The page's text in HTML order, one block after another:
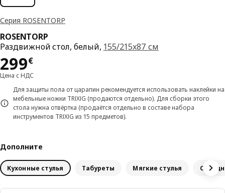
Серия ROSENTORP
ROSENTORP
Раздвижной стол, белый, 155/215x87 см
299€
Цена 299€
Цена с НДС
Для защиты пола от царапин рекомендуется использовать наклейки на
мебельные ножки TRIXIG (продаются отдельно). Для сборки этого
стола нужна отвёртка (продаётся отдельно в составе набора
инструментов TRIXIG из 15 предметов).
Дополните
Кухонные стулья Табуреты Мягкие стулья